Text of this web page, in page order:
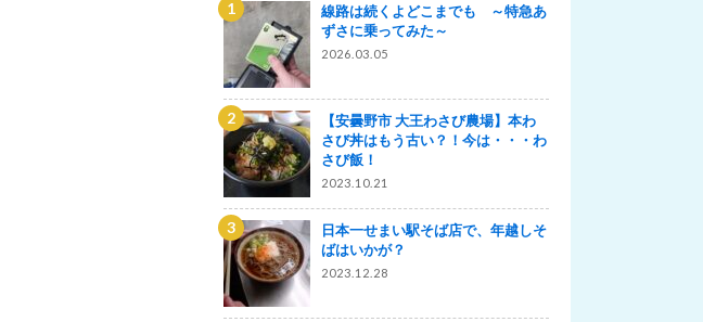
線路は続くよどこまでも ～特急あ
ずさに乗ってみた～
2026.03.05
【安曇野市 大王わさび農場】本わ
さび丼はもう古い？！今は・・・わ
さび飯！
2023.10.21
日本一せまい駅そば店で、年越しそ
ばはいかが？
2023.12.28